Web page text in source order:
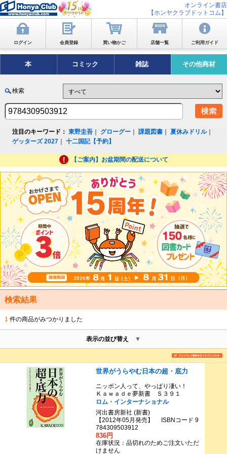
オンライン書店
【ホンヤクラブドットコム】
ログイン 会員登録 買い物かご 店舗一覧 ご利用ガイド
本 コミック 雑誌 その他商材
検索
注目のキーワード： 東野圭吾 グローグー ｜課題図書 ｜夏休みドリル｜
ゲッターズ 2027 ｜十二国記【予約】
【ご案内】お盆期間の配送について
検索結果
1 件の商品がみつかりました
表示の並び替え
世界がうらやむ日本の超・底力
ニッポン人って、やっぱり凄い！
Ｋａｗａｄｅ夢新書 Ｓ３９１
ロム・インターナショナル
河出書房新社 (新書)
【2012年05月発売】 ISBNコード 9
784309503912
836円
在庫状況：品切れのためご注文いただ
けません